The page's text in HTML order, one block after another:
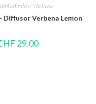
/ Wellness
Diffusor Verbena Lemon
29.00